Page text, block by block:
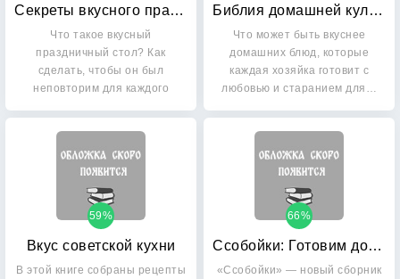
Секреты вкусного праздника
Что такое вкусный
праздничный стол? Как
сделать, чтобы он был
неповторим для каждого
Библия домашней кулинарии
Что может быть вкуснее
домашних блюд, которые
каждая хозяйка готовит с
любовью и старанием для…
Вкус советской кухни
59%
В этой книге собраны рецепты
Ссобойки: Готовим дома, берем с собой
66%
«Ссобойки» — новый сборник